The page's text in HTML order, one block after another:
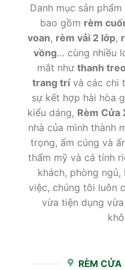
Danh mục sản
bao gồm rèm
voan, rèm vải 2 lớp,
vồng… cùng nhiều
mắt như thanh
trang trívà các chi
sự kết hợp hài hòa
kiểu dáng, Rèm Cửa
nhà của mình thành
trọng, ấm cúng và
thẩm mỹ và cá tính
khách, phòng
việc, chúng tôi luôn
vừa tiện dụng
RÈM CỬA